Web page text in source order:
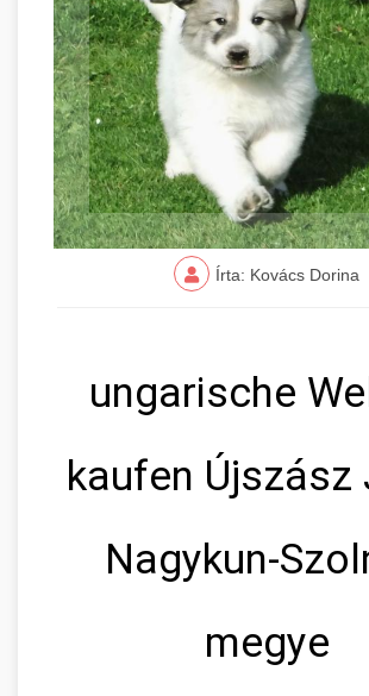
Írta: Kovács Dorina
ungarische
kaufen Újszász
Nagykun-
megye